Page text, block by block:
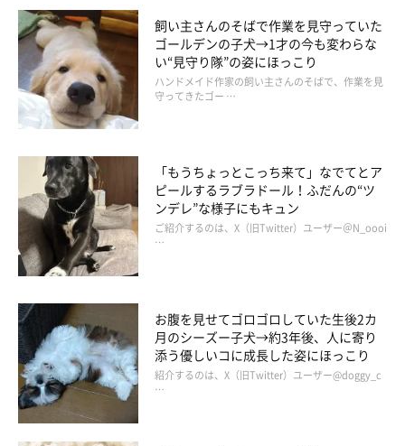
見た瞬間疲れが吹っ飛ぶ♪ 帰宅した飼い主を
「歓迎の儀式」で出迎える豆柴に癒される
どんなに疲れて帰宅しても、愛犬の姿を見たら疲れを忘れると感じ
る犬飼いさんは、きっと多いと思います。Instagramユーザー
@wolfie.omamechanさんの愛犬・おまめちゃん （♀・2才／豆
柴）。おまめちゃんは飼い主さんが帰宅すると、「疲れも吹っ飛
ぶ」ほどの大歓迎をしてくれるそうです♪ また、可愛いおまめち
ゃんについて、飼い主さんにいろいろとお話を伺ってみました。
掲載協力／Instagram（ @wolfie.omamechan
※この記事は投稿者さまにご了承をいただいたうえで制作してい
ます。
文／二宮ねこむ
飼い主さんのそばで作業を見守っていた
ゴールデンの子犬→1才の今も変わらな
い“見守り隊”の姿にほっこり
ハンドメイド作家の飼い主さんのそばで、作業を見
守ってきたゴー …
「もうちょっとこっち来て」なでてとア
ピールするラブラドール！ふだんの“ツ
ンデレ”な様子にもキュン
ご紹介するのは、X（旧Twitter）ユーザー＠N_oooi
…
お腹を見せてゴロゴロしていた生後2カ
月のシーズー子犬→約3年後、人に寄り
添う優しいコに成長した姿にほっこり
紹介するのは、X（旧Twitter）ユーザー@doggy_c
…